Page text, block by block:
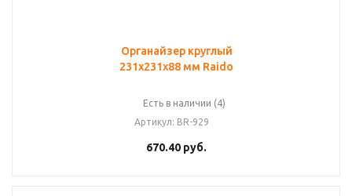
Органайзер круглый
231х231х88 мм Raido
Есть в наличии (4)
Артикул: BR-929
670.40 руб.